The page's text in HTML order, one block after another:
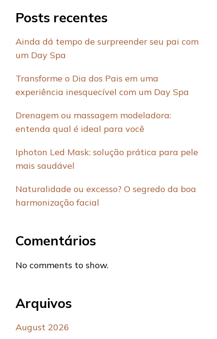
Posts recentes
Ainda dá tempo de surpreender seu pai com
um Day Spa
Transforme o Dia dos Pais em uma
experiência inesquecível com um Day Spa
Drenagem ou massagem modeladora:
entenda qual é ideal para você
Iphoton Led Mask: solução prática para pele
mais saudável
Naturalidade ou excesso? O segredo da boa
harmonização facial
Comentários
No comments to show.
Arquivos
August 2026